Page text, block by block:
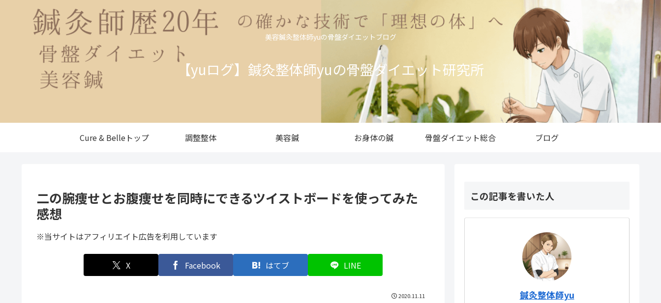
美容鍼灸整体師yuの骨盤ダイエットブログ
【yuログ】鍼灸整体師yuの骨盤ダイエット研究所
Cure & Belleトップ 調整整体 美容鍼 お身体の鍼 骨盤ダイエット総合 ブログ
二の腕痩せとお腹痩せを同時にできるツイストボードを使ってみた
感想
※当サイトはアフィリエイト広告を利用しています
X Facebook はてブ LINE
2020.11.11
この記事を書いた人
鍼灸整体師yu